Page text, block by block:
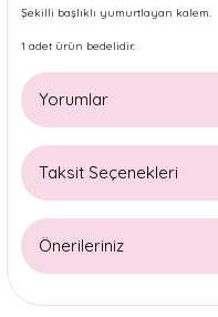
Şekilli başlıklı yumurtlayan kalem.
1 adet ürün bedelidir.
Yorumlar
Taksit Seçenekleri
Önerileriniz
Bu ürünün fiyat bilgisi,